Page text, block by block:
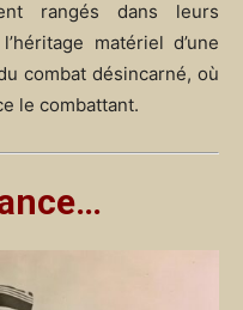
rangés dans leurs
matériel d’une
combat désincarné, où
le combattant.